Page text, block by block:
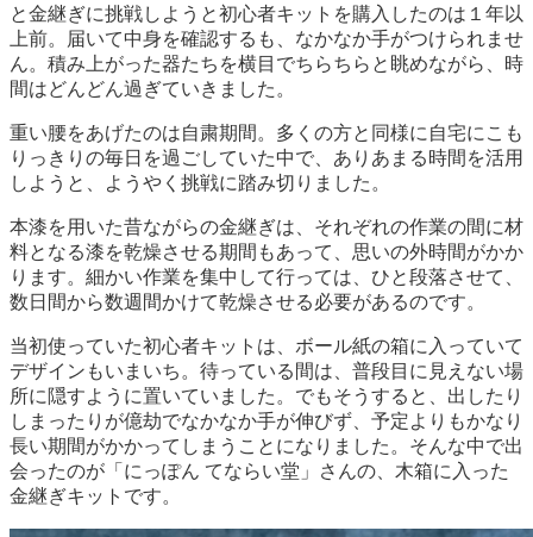
と金継ぎに挑戦しようと初心者キットを購入したのは１年以
上前。届いて中身を確認するも、なかなか手がつけられませ
ん。積み上がった器たちを横目でちらちらと眺めながら、時
間はどんどん過ぎていきました。
重い腰をあげたのは自粛期間。多くの方と同様に自宅にこも
りっきりの毎日を過ごしていた中で、ありあまる時間を活用
しようと、ようやく挑戦に踏み切りました。
本漆を用いた昔ながらの金継ぎは、それぞれの作業の間に材
料となる漆を乾燥させる期間もあって、思いの外時間がかか
ります。細かい作業を集中して行っては、ひと段落させて、
数日間から数週間かけて乾燥させる必要があるのです。
当初使っていた初心者キットは、ボール紙の箱に入っていて
デザインもいまいち。待っている間は、普段目に見えない場
所に隠すように置いていました。でもそうすると、出したり
しまったりが億劫でなかなか手が伸びず、予定よりもかなり
長い期間がかかってしまうことになりました。そんな中で出
会ったのが「にっぽん てならい堂」さんの、木箱に入った
金継ぎキットです。